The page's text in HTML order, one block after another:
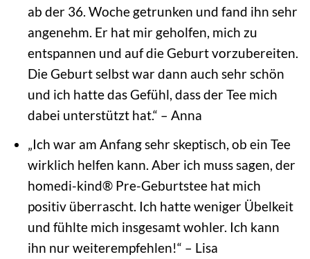
ab der 36. Woche getrunken und fand ihn sehr
angenehm. Er hat mir geholfen, mich zu
entspannen und auf die Geburt vorzubereiten.
Die Geburt selbst war dann auch sehr schön
und ich hatte das Gefühl, dass der Tee mich
dabei unterstützt hat.“ – Anna
„Ich war am Anfang sehr skeptisch, ob ein Tee
wirklich helfen kann. Aber ich muss sagen, der
homedi-kind® Pre-Geburtstee hat mich
positiv überrascht. Ich hatte weniger Übelkeit
und fühlte mich insgesamt wohler. Ich kann
ihn nur weiterempfehlen!“ – Lisa